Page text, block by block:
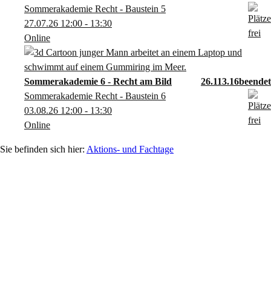
Sommerakademie Recht - Baustein 5
27.07.26 12:00 - 13:30
Online
Sommerakademie 6 - Recht am Bild
26.113.16
Sommerakademie Recht - Baustein 6
03.08.26 12:00 - 13:30
Online
Aktions- und Fachtage